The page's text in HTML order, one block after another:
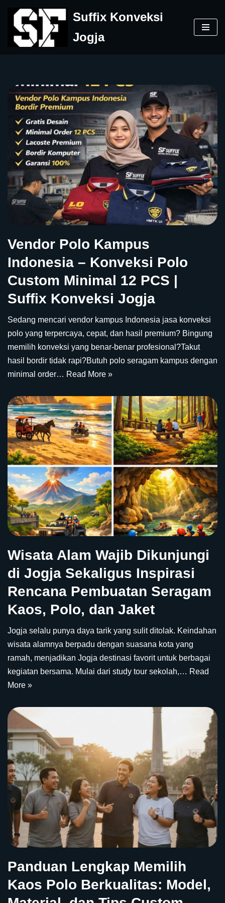
Skip
to
Suffix Konveksi
Jogja
Vendor Polo Kampus
Indonesia – Konveksi Polo
Custom Minimal 12 PCS |
Suffix Konveksi Jogja
Sedang mencari vendor kampus Indonesia jasa konveksi
polo yang terpercaya, cepat, dan hasil premium? Bingung
memilih konveksi yang benar-benar profesional?Takut
hasil bordir tidak rapi?Butuh polo seragam kampus dengan
minimal order… Read More »
Wisata Alam Wajib Dikunjungi
di Jogja Sekaligus Inspirasi
Rencana Pembuatan Seragam
Kaos, Polo, dan Jaket
Jogja selalu punya daya tarik yang sulit ditolak. Keindahan
wisata alamnya berpadu dengan suasana kota yang
ramah, menjadikan Jogja destinasi favorit untuk berbagai
kegiatan bersama. Mulai dari study tour sekolah,… Read
More »
Panduan Lengkap Memilih
Kaos Polo Berkualitas: Model,